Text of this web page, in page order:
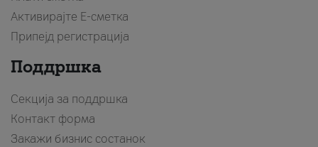
Активирајте Е-сметка
Припејд регистрација
Поддршка
Секција за поддршка
Контакт форма
Закажи бизнис состанок